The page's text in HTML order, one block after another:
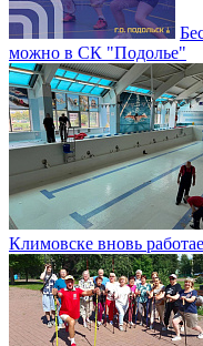
можно в СК "Подолье"
Климовске вновь